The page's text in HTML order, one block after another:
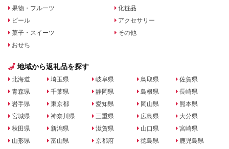
果物・フルーツ
ビール
菓子・スイーツ
おせち
化粧品
アクセサリー
その他
地域から返礼品を探す
北海道
青森県
岩手県
宮城県
秋田県
山形県
埼玉県
千葉県
東京都
神奈川県
新潟県
富山県
岐阜県
静岡県
愛知県
三重県
滋賀県
京都府
鳥取県
島根県
岡山県
広島県
山口県
徳島県
佐賀県
長崎県
熊本県
大分県
宮崎県
鹿児島県